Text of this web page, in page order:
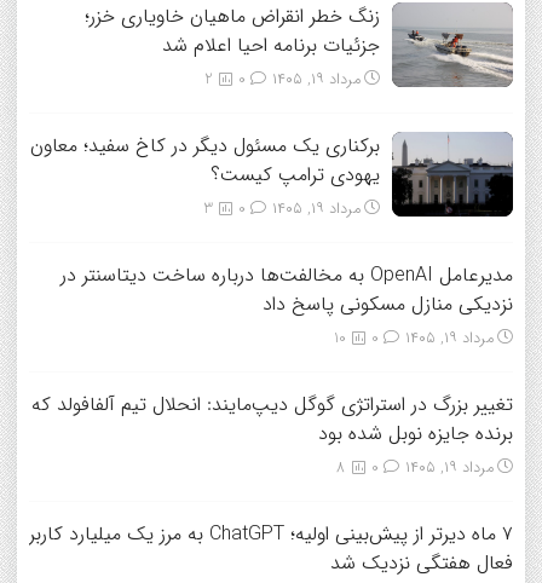
زنگ خطر انقراض ماهیان خاویاری خزر؛
جزئیات برنامه احیا اعلام شد
مرداد ۱۹, ۱۴۰۵ 2
برکناری یک مسئول دیگر در کاخ سفید؛ معاون
یهودی ترامپ کیست؟
مرداد ۱۹, ۱۴۰۵ 3
مدیرعامل OpenAI به مخالفت‌ها درباره ساخت دیتاسنتر در
نزدیکی منازل مسکونی پاسخ داد
مرداد ۱۹, ۱۴۰۵ 10
تغییر بزرگ در استراتژی گوگل دیپ‌مایند: انحلال تیم آلفافولد که
برنده جایزه نوبل شده بود
مرداد ۱۹, ۱۴۰۵ 8
۷ ماه دیرتر از پیش‌بینی اولیه؛ ChatGPT به مرز یک میلیارد کاربر
فعال هفتگی نزدیک شد